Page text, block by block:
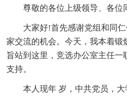
尊敬的各位上级领导、各位
大家好!首先感谢党组和同
家交流的机会。今天，我本着锻
旨站到这里，竞选办公室主任一
支持。
本人现年 岁，中共党员，大